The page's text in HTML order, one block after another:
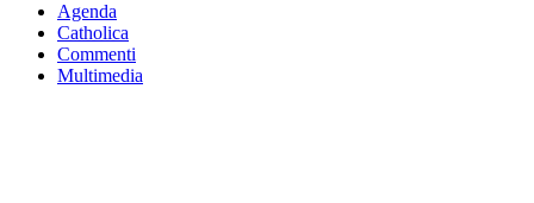
Agenda
Catholica
Commenti
Multimedia